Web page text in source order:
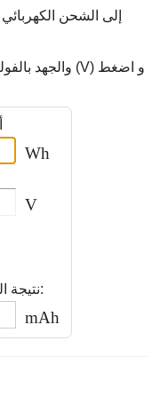
Wh
V
نتيجة الشحن بالمللي أمبير / ساعة:
mAh